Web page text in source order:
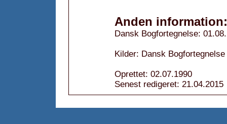
Anden information:
Dansk Bogfortegnelse:
Kilder: Dansk
Oprettet: 02.07.1990
Senest redigeret: 21.04.2015